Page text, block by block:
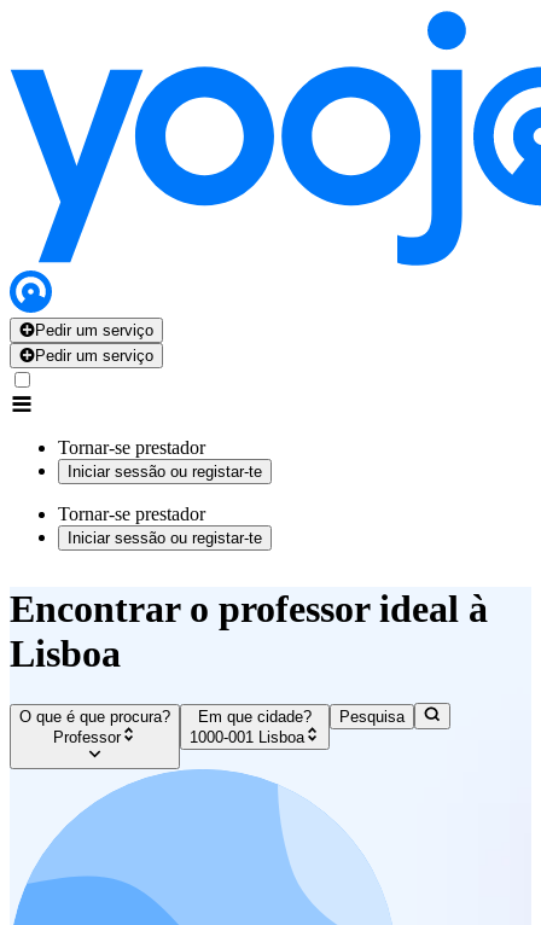
Pedir um serviço
Pedir um serviço
Tornar-se prestador
Iniciar sessão ou registar-te
Tornar-se prestador
Iniciar sessão ou registar-te
Encontrar o professor ideal à
Lisboa
O que é que procura?
Professor
Em que cidade?
1000-001 Lisboa
Pesquisa